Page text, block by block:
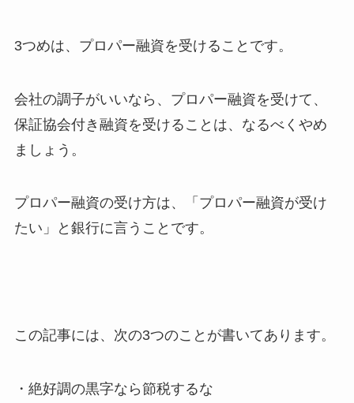
3つめは、プロパー融資を受けることです。
会社の調子がいいなら、プロパー融資を受けて、
保証協会付き融資を受けることは、なるべくやめ
ましょう。
プロパー融資の受け方は、「プロパー融資が受け
たい」と銀行に言うことです。
この記事には、次の3つのことが書いてあります。
・絶好調の黒字なら節税するな